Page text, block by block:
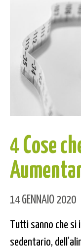
4 Cose
14 GENNAIO 2020
Tutti sanno che si
sedentario,